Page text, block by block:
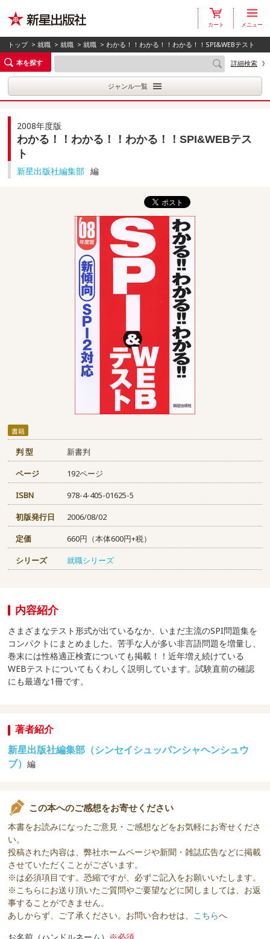
カート メニュー
トップ >就職 >就職 >就職 > わかる！！わかる！！わかる！！SPI&WEBテスト
本を探す
詳細検索
ジャンル一覧
2008年度版
わかる！！わかる！！わかる！！SPI&WEBテス
ト
新星出版社編集部 編
書籍
判 型
新書判
ページ
192ページ
ISBN
978-4-405-01625-5
初版発行日
2006/08/02
定価
660円（本体600円+税）
シリーズ
就職シリーズ
内容紹介
さまざまなテスト形式が出ているなか、いまだ主流のSPI問題集を
コンパクトにまとめました。苦手な人が多い非言語問題を増量し、
巻末には性格適正検査についても掲載！！近年増え続けている
WEBテストについてもくわしく説明しています。試験直前の確認
にも最適な1冊です。
著者紹介
新星出版社編集部（シンセイシュッパンシャヘンシュウ
ブ）編
この本へのご感想をお寄せください
本書をお読みになったご意見・ご感想などをお気軽にお寄せくださ
い。
投稿された内容は、弊社ホームページや新聞・雑誌広告などに掲載
させていただくことがございます。
※は必須項目です。恐縮ですが、必ずご記入をお願いいたします。
※こちらにお送り頂いたご質問やご要望などに関しましては、お返
事することができません。
あしからず、ご了承ください。お問い合わせは、 こちらへ
お名前（ハンドルネーム） ※必須